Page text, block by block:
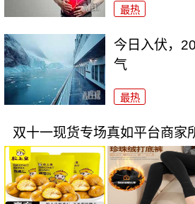
最热
今日入伏，
气
最热
双十一现货专场真如平台商家